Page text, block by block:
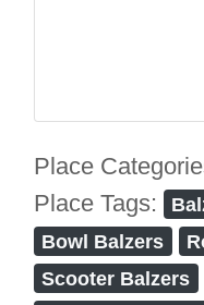
Place
Place Tags:
Bowl Balzers
Scooter Balzers